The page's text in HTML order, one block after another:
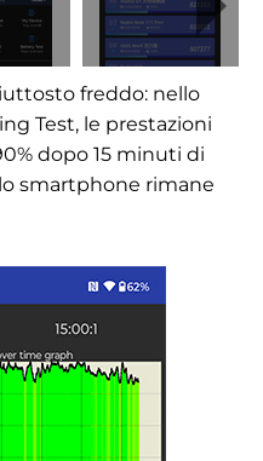
freddo: nello
Test, le prestazioni
dopo 15 minuti di
smartphone rimane